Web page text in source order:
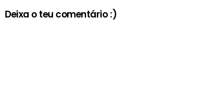
Deixa o teu comentário :)